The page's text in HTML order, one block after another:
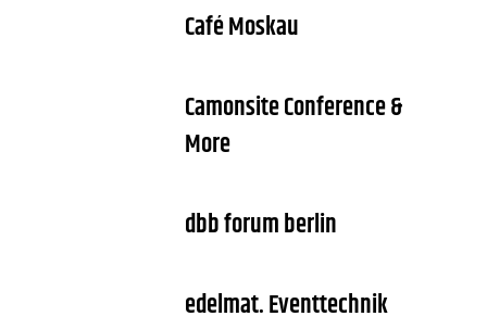
Café Moskau
Camonsite Conference &
More
dbb forum berlin
edelmat. Eventtechnik